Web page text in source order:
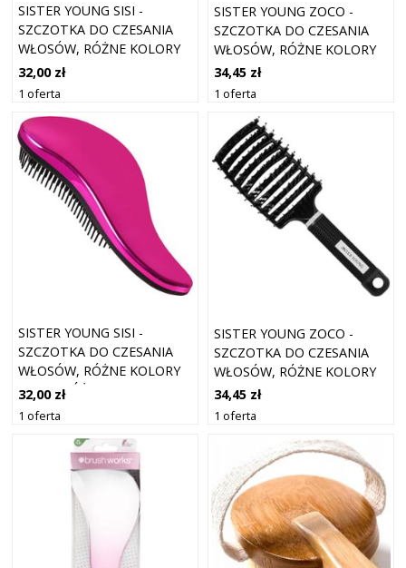
SISTER YOUNG SISI -
SZCZOTKA DO CZESANIA
WŁOSÓW, RÓŻNE KOLORY
GOLD | ZŁOTY
32,00 zł
1 oferta
SISTER YOUNG ZOCO -
SZCZOTKA DO CZESANIA
WŁOSÓW, RÓŻNE KOLORY
BLACK | CZARNY
34,45 zł
1 oferta
SISTER YOUNG SISI -
SZCZOTKA DO CZESANIA
WŁOSÓW, RÓŻNE KOLORY
PINK | RÓŻOWY
32,00 zł
1 oferta
SISTER YOUNG ZOCO -
SZCZOTKA DO CZESANIA
WŁOSÓW, RÓŻNE KOLORY
WHITE | BIAŁY
34,45 zł
1 oferta